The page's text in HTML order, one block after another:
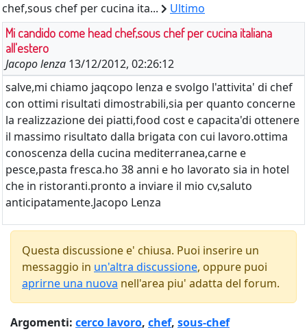
chef,sous chef per cucina ita...
Ultimo
Mi candido come head chef,sous chef per cucina italiana
all'estero
Jacopo lenza 13/12/2012, 02:26:12
salve,mi chiamo jaqcopo lenza e svolgo l'attivita' di chef
con ottimi risultati dimostrabili,sia per quanto concerne
la realizzazione dei piatti,food cost e capacita'di ottenere
il massimo risultato dalla brigata con cui lavoro.ottima
conoscenza della cucina mediterranea,carne e
pesce,pasta fresca.ho 38 anni e ho lavorato sia in hotel
che in ristoranti.pronto a inviare il mio cv,saluto
anticipatamente.Jacopo Lenza
Questa discussione e' chiusa. Puoi inserire un
messaggio in un'altra discussione, oppure puoi
aprirne una nuova nell'area piu' adatta del forum.
Argomenti: cerco lavoro, chef, sous-chef